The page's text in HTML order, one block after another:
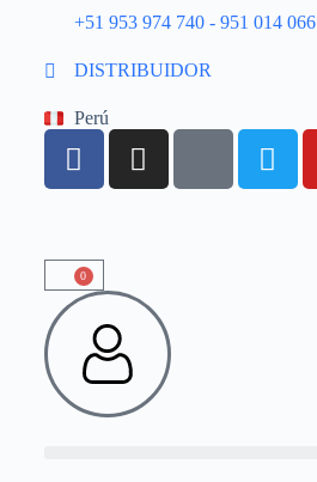
+51 953 974 740 - 951 014 066
DISTRIBUIDOR
Perú
0